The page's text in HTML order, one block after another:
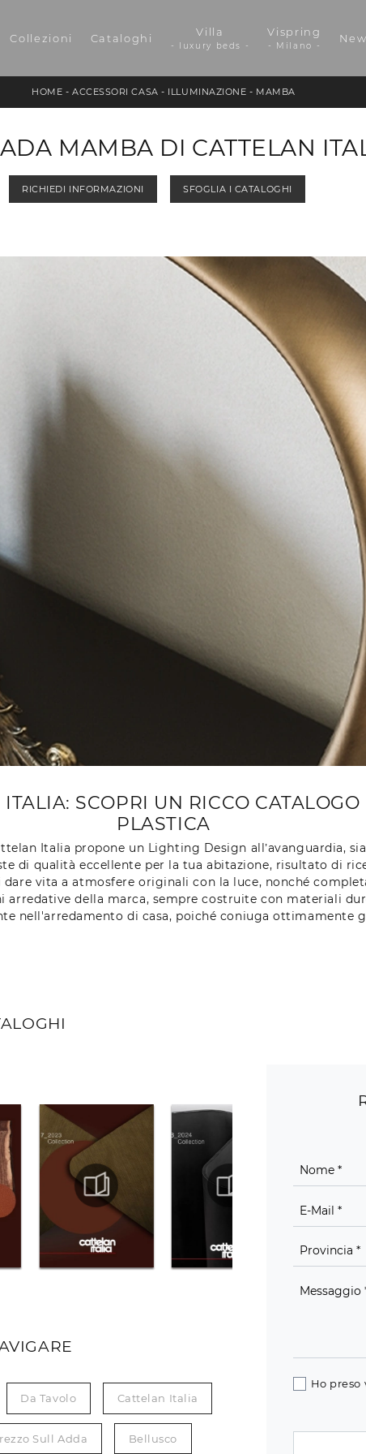
Collezioni Cataloghi Villa
- luxury beds -
Vispring
- Milano -
HOME - ACCESSORI CASA - ILLUMINAZIONE - MAMBA
MAMBA DI CATTELAN
RICHIEDI INFORMAZIONI SFOGLIA I CATALOGHI
SCOPRI UN RICCO
PLASTICA
Italia propone un Lighting Design all’avanguardia,
di qualità eccellente per la tua abitazione, risultato di
vita a atmosfere originali con la luce, nonché
della marca, sempre costruite con materiali
nell'arredamento di casa, poiché coniuga ottimamente
Da Tavolo Cattelan Italia
Sull Adda Bellusco
Ho preso